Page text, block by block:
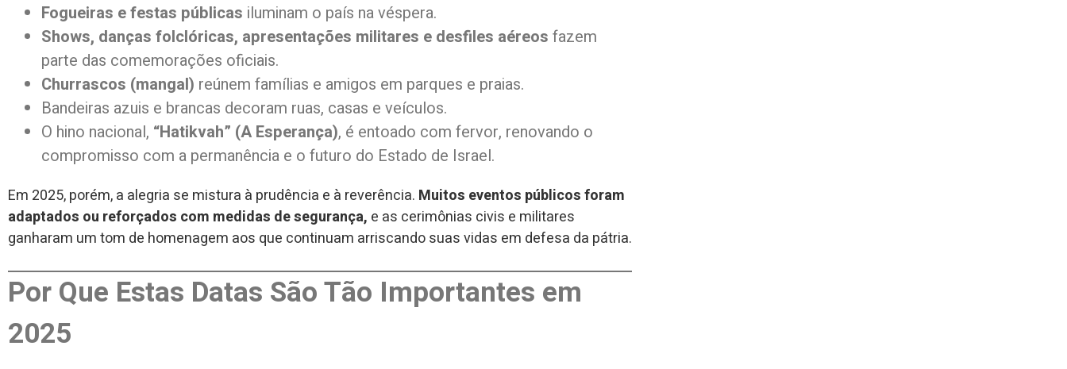
Fogueiras e festas públicas iluminam o país na véspera.
Shows, danças folclóricas, apresentações militares e desfiles aéreos fazem
parte das comemorações oficiais.
Churrascos (mangal) reúnem famílias e amigos em parques e praias.
Bandeiras azuis e brancas decoram ruas, casas e veículos.
O hino nacional, “Hatikvah” (A Esperança), é entoado com fervor, renovando o
compromisso com a permanência e o futuro do Estado de Israel.
Em 2025, porém, a alegria se mistura à prudência e à reverência. Muitos eventos públicos foram
adaptados ou reforçados com medidas de segurança, e as cerimônias civis e militares
ganharam um tom de homenagem aos que continuam arriscando suas vidas em defesa da pátria.
Por Que Estas Datas São Tão Importantes em
2025